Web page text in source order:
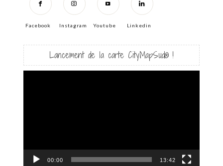
Facebook Instagram Youtube Linkedin
Lancement de la carte CityMapSud® !
00:00 13:42